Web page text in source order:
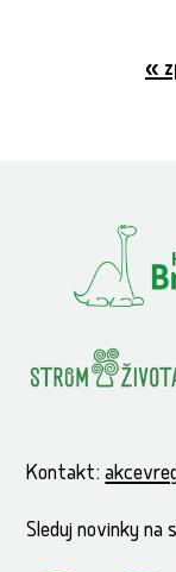
«
Kontakt:
Sleduj novinky na